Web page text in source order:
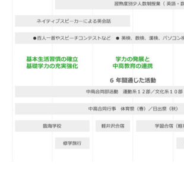
日出学園同窓会 ひので会
このサイトについて
個人情報の取り扱いについて